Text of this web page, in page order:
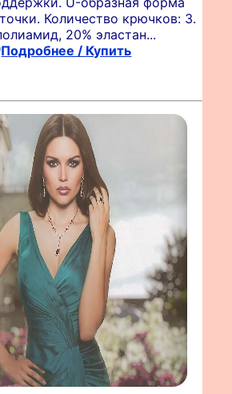
Количество крючков: 3.
20% эластан...
Подробнее / Купить